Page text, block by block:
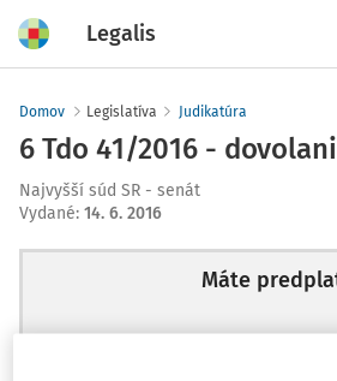
Legalis
Domov Legislatíva Judikatúra
6 Tdo 41/2016 -
Najvyšší súd SR - senát
Vydané: 14. 6. 2016
Máte